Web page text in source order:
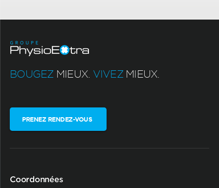
BOUGEZ MIEUX. VIVEZ MIEUX.
PRENEZ RENDEZ-VOUS
Coordonnées